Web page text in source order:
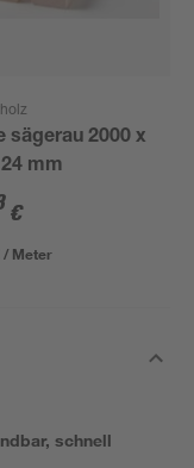
sägerau 2000 x
mm
€
/ Meter
schnell